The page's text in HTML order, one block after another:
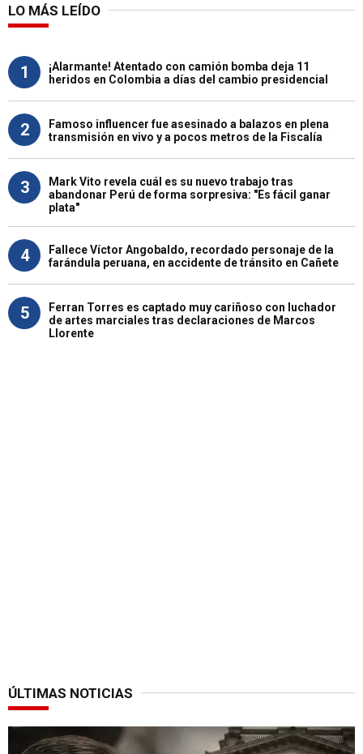
LO MÁS LEÍDO
1
¡Alarmante! Atentado con camión bomba deja 11
heridos en Colombia a días del cambio presidencial
2
Famoso influencer fue asesinado a balazos en plena
transmisión en vivo y a pocos metros de la Fiscalía
3
Mark Vito revela cuál es su nuevo trabajo tras
abandonar Perú de forma sorpresiva: "Es fácil ganar
plata"
4
Fallece Víctor Angobaldo, recordado personaje de la
farándula peruana, en accidente de tránsito en Cañete
5
Ferran Torres es captado muy cariñoso con luchador
de artes marciales tras declaraciones de Marcos
Llorente
ÚLTIMAS NOTICIAS